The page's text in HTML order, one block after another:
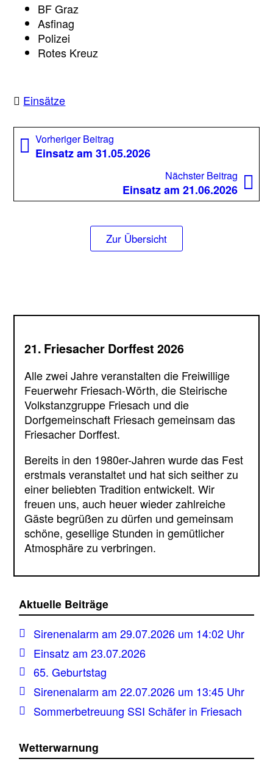
BF Graz
Asfinag
Polizei
Rotes Kreuz
Einsätze
Beitragsnavigation
Vorheriger Beitrag
Beitrag:
Einsatz am 31.05.2026
Nächster Beitrag
Einsatz am 21.06.2026
Zur Übersicht
21. Friesacher Dorffest 2026
Alle zwei Jahre veranstalten die Freiwillige
Feuerwehr Friesach-Wörth, die Steirische
Volkstanzgruppe Friesach und die
Dorfgemeinschaft Friesach gemeinsam das
Friesacher Dorffest.
Bereits in den 1980er-Jahren wurde das Fest
erstmals veranstaltet und hat sich seither zu
einer beliebten Tradition entwickelt. Wir
freuen uns, auch heuer wieder zahlreiche
Gäste begrüßen zu dürfen und gemeinsam
schöne, gesellige Stunden in gemütlicher
Atmosphäre zu verbringen.
Aktuelle Beiträge
Sirenenalarm am 29.07.2026 um 14:02 Uhr
Einsatz am 23.07.2026
65. Geburtstag
Sirenenalarm am 22.07.2026 um 13:45 Uhr
Sommerbetreuung SSI Schäfer in Friesach
Wetterwarnung